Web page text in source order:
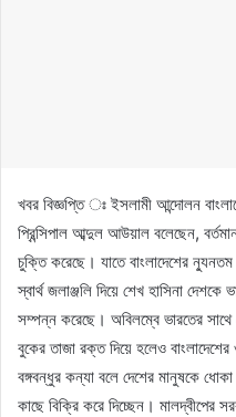
খবর বিজ্ঞপ্তি ঃ ইসলামী আন্দোলন
প্রিন্সিপাল আব্দুল আউয়াল বলেছেন,
চুক্তি করেছে। যাতে বাংলাদেশের
স্বার্থ জলাঞ্জলি দিয়ে শেখ হাসিনা
সম্পন্ন করেছে। অবিলম্বে ভারতের
বুকের তাজা রক্ত দিয়ে হলেও
বঙ্গবন্ধুর কন্যা বলে দেশের মানুষকে
কাছে বিক্রি করে দিচ্ছেন। মালদ্বীপের